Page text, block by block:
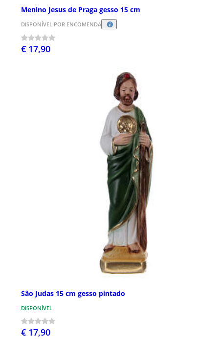
Menino Jesus de Praga gesso 15 cm
DISPONÍVEL POR ENCOMENDA
€ 17,90
São Judas 15 cm gesso pintado
DISPONÍVEL
€ 17,90